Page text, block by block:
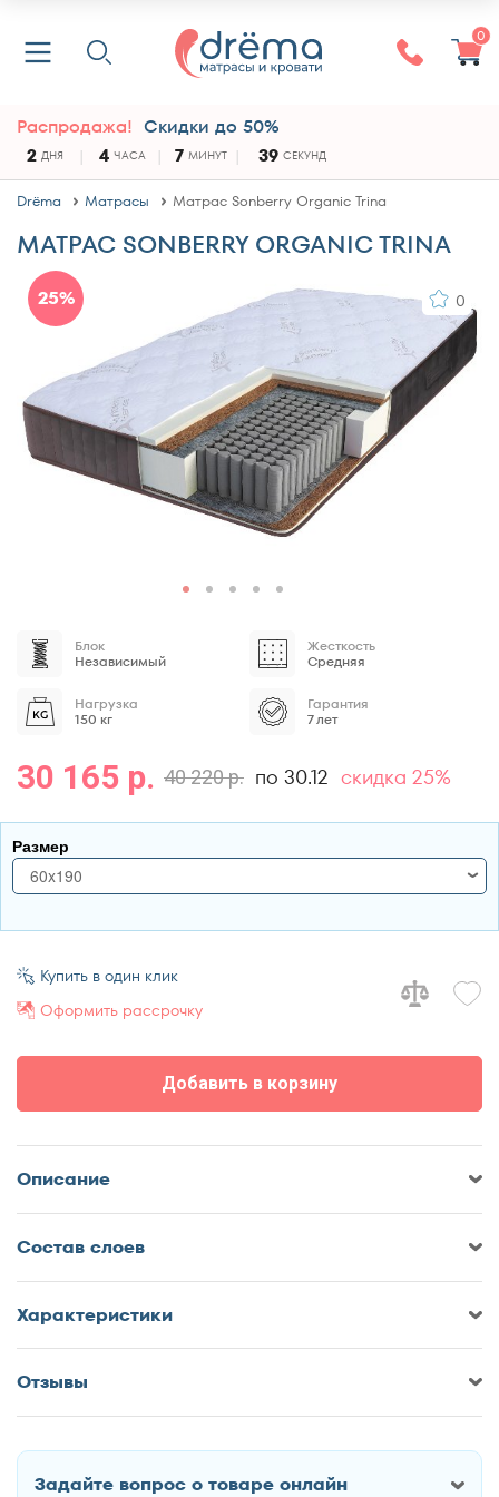
0
Распродажа! Скидки до 50%
2 ДНЯ 4 ЧАСА 7 МИНУТ 39 СЕКУНД
Drёma Матрасы Матрас Sonberry Organic Trina
МАТРАС SONBERRY ORGANIC TRINA
25% 0
Блок
Независимый
Жесткость
Средняя
Нагрузка
150 кг
Гарантия
7 лет
40 220 р.
30 165 р. по 30.12 скидка 25%
Размер
60x190
60x190
70x170
70x180
70x190
75x190
75x200
80x180
80x185
80x186
80x190
Добавить в корзину
Купить в один клик
Оформить рассрочку
Описание
Cостав слоев
Характеристики
Отзывы
Оставить отзыв о Матрас Sonberry
Задайте вопрос о товаре онлайн